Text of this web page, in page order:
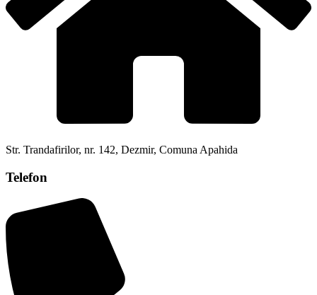
Str. Trandafirilor, nr. 142, Dezmir, Comuna Apahida
Telefon